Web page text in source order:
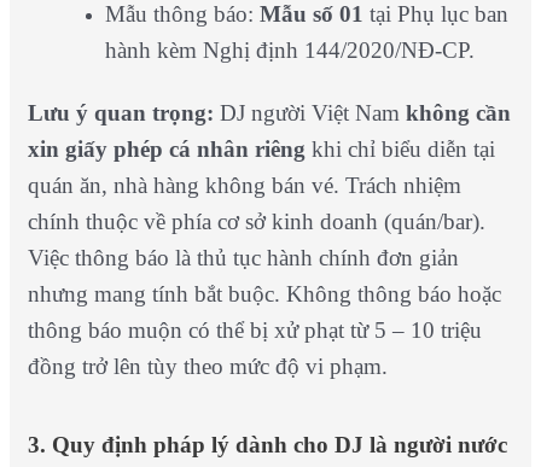
Mẫu thông báo: Mẫu số 01 tại Phụ lục ban
hành kèm Nghị định 144/2020/NĐ-CP.
Lưu ý quan trọng: DJ người Việt Nam không cần
xin giấy phép cá nhân riêng khi chỉ biểu diễn tại
quán ăn, nhà hàng không bán vé. Trách nhiệm
chính thuộc về phía cơ sở kinh doanh (quán/bar).
Việc thông báo là thủ tục hành chính đơn giản
nhưng mang tính bắt buộc. Không thông báo hoặc
thông báo muộn có thể bị xử phạt từ 5 – 10 triệu
đồng trở lên tùy theo mức độ vi phạm.
3. Quy định pháp lý dành cho DJ là người nước